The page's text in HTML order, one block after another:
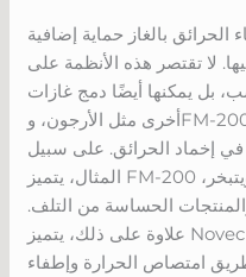
الحرائق بالغاز حماية إضافية
لا تقتصر هذه الأنظمة على
بل يمكنها أيضًا دمج غازات
أخرى مثل الأرجون، وFM-200، وNovec 1230. يتميز كل من هذه
في إخماد الحرائق. على سبيل
المثال، يتميز FM-200 بأنه مادة نظيفة لا تترك أي بقايا، ويتبخر،
الحساسة من التلف.
علاوة على ذلك، يتميز Novec 1230 بأنه آمن، وله قدرة منخفضة
امتصاص الحرارة وإطفاء